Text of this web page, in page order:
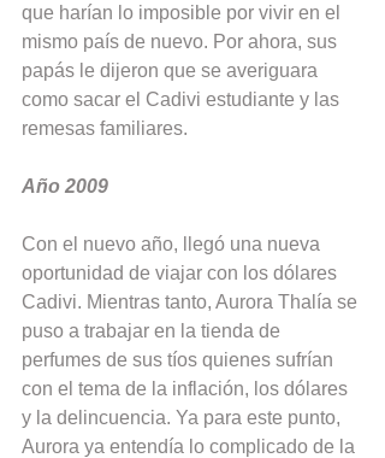
que harían lo imposible por vivir en el
mismo país de nuevo. Por ahora, sus
papás le dijeron que se averiguara
como sacar el Cadivi estudiante y las
remesas familiares.
Año 2009
Con el nuevo año, llegó una nueva
oportunidad de viajar con los dólares
Cadivi. Mientras tanto, Aurora Thalía se
puso a trabajar en la tienda de
perfumes de sus tíos quienes sufrían
con el tema de la inflación, los dólares
y la delincuencia. Ya para este punto,
Aurora ya entendía lo complicado de la